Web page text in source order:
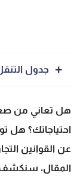
جدول
هل تعاني من
احتياجاتك؟ هل
عن القوانين
المقال،